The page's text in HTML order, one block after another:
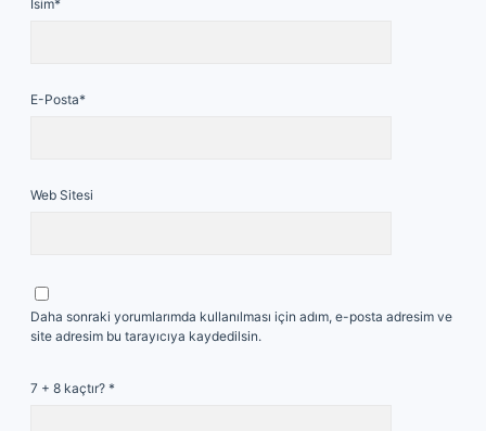
İsim*
E-Posta*
Web Sitesi
Daha sonraki yorumlarımda kullanılması için adım, e-posta adresim ve
site adresim bu tarayıcıya kaydedilsin.
7 + 8 kaçtır? *